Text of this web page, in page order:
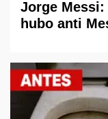
Jorge Messi:
hubo anti